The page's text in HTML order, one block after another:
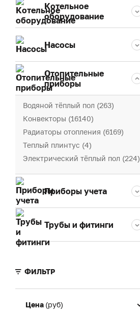
Котельное
оборудование
Насосы
Отопительные
приборы
Водяной тёплый пол (263)
Конвекторы (16140)
Радиаторы отопления (6169)
Теплый плинтус (4)
Электрический тёплый пол (224)
Приборы учета
Трубы и фитинги
ФИЛЬТР
Цена (руб)